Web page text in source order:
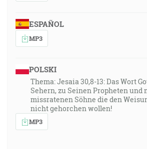
ESPAÑOL
MP3
POLSKI
Thema: Jesaia 30,8-13: Das Wort
Sehern, zu Seinen Propheten und
missratenen Söhne die den
nicht gehorchen wollen!
MP3